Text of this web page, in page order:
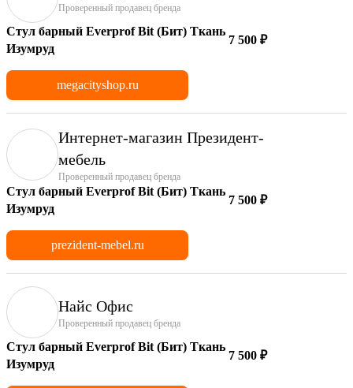
Проверенный продавец бренда
Стул барный Everprof Bit (Бит) Ткань
Изумруд
7 500 ₽
megacityshop.ru
Интернет-магазин Президент-
мебель
Проверенный продавец бренда
Стул барный Everprof Bit (Бит) Ткань
Изумруд
7 500 ₽
prezident-mebel.ru
Найс Офис
Проверенный продавец бренда
Стул барный Everprof Bit (Бит) Ткань
Изумруд
7 500 ₽